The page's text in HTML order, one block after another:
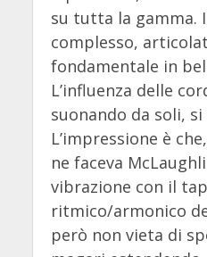
su tutta la gamma.
complesso,
fondamentale in
L’influenza delle
suonando da soli,
L’impressione è
ne faceva
vibrazione con il
ritmico/armonico
però non vieta di